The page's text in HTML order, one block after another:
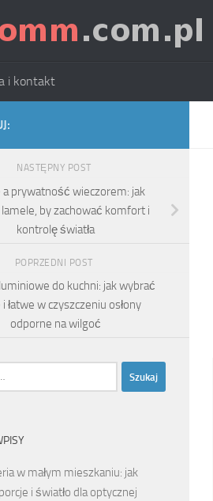
i kontakt
NASTĘPNY POST
a prywatność wieczorem: jak
by zachować komfort i
kontrolę światła
POPRZEDNI POST
do kuchni: jak wybrać
i łatwe w czyszczeniu osłony
odporne na wilgoć
w małym mieszkaniu: jak
i światło dla optycznej